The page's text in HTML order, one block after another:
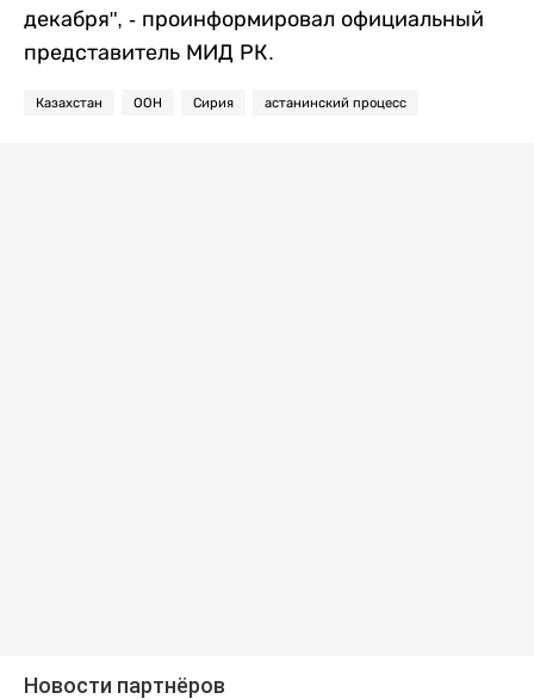
декабря", - проинформировал официальный
представитель МИД РК.
Казахстан ООН Сирия астанинский процесс